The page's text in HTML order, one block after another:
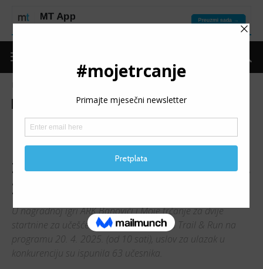
Izdvojeno Nagradna igra
5. KONJUH TRAIL & RUN:
Izvučene nagradne startnine
za pohod na Konjuh 20. aprila
2025.
U nagradnoj igri ARK Banovići i Moje trčanje za dvije
startnine za učešće na 5. izdanju Konjuh Trail & Run na
programu 20. 4. 2025. (od 10 sati), uslov za ulazak u
konkurenciju su ispunila 63 učesnika.